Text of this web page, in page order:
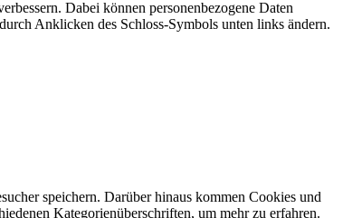
Dabei können personenbezogene Daten
Anklicken des Schloss-Symbols unten links ändern.
speichern. Darüber hinaus kommen Cookies und
Kategorienüberschriften, um mehr zu erfahren.